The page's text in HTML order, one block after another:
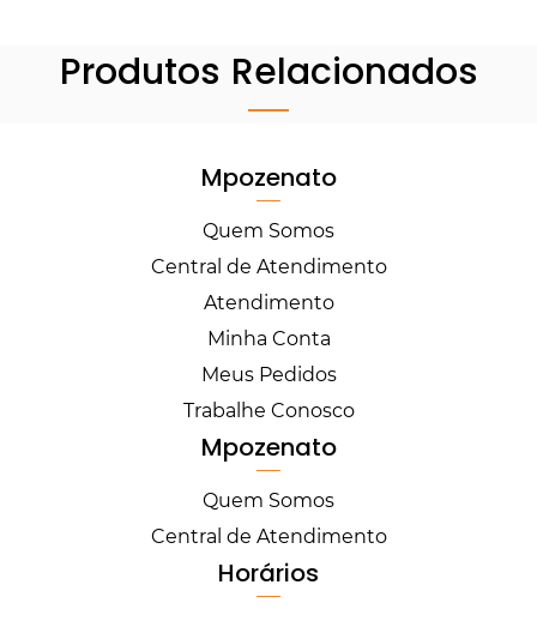
Produtos Relacionados
Mpozenato
Quem Somos
Central de Atendimento
Atendimento
Minha Conta
Meus Pedidos
Trabalhe Conosco
Mpozenato
Quem Somos
Central de Atendimento
Horários